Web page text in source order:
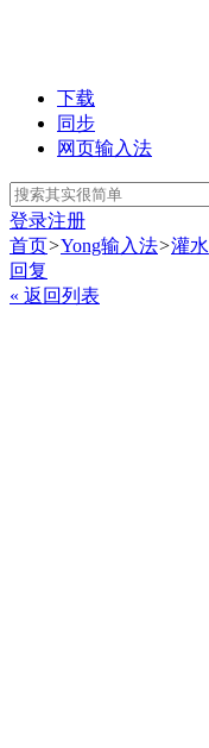
下载
同步
网页输入法
登录注册
首页>Yong输入法>灌水
回复
« 返回列表